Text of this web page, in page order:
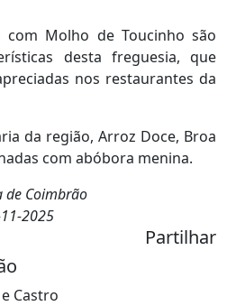
com Molho de Toucinho são
desta freguesia, que
nos restaurantes da
da região, Arroz Doce, Broa
com abóbora menina.
de Coimbrão
2025
Partilhar
Castro